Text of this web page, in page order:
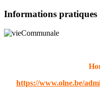
Informations pratiques
https://www.olne.be/